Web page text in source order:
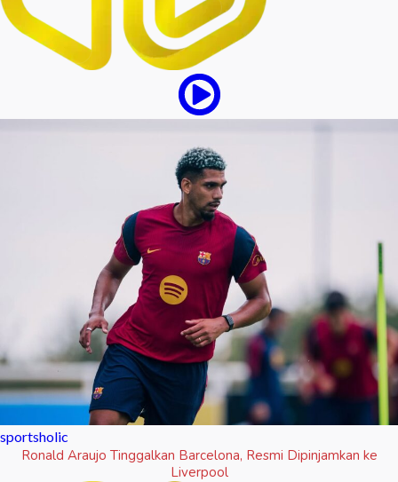
sportsholic
Ronald Araujo Tinggalkan Barcelona, Resmi Dipinjamkan ke
Liverpool